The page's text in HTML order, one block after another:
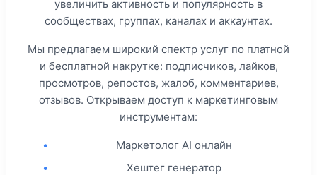
увеличить активность и популярность в
сообществах, группах, каналах и аккаунтах.
Мы предлагаем широкий спектр услуг по платной
и бесплатной накрутке: подписчиков, лайков,
просмотров, репостов, жалоб, комментариев,
отзывов. Открываем доступ к маркетинговым
инструментам:
•
Маркетолог AI онлайн
•
Хештег генератор